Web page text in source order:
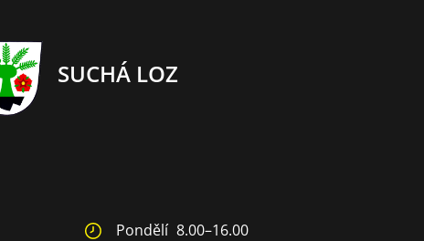
SUCHÁ LOZ
Pondělí 8.00–16.00